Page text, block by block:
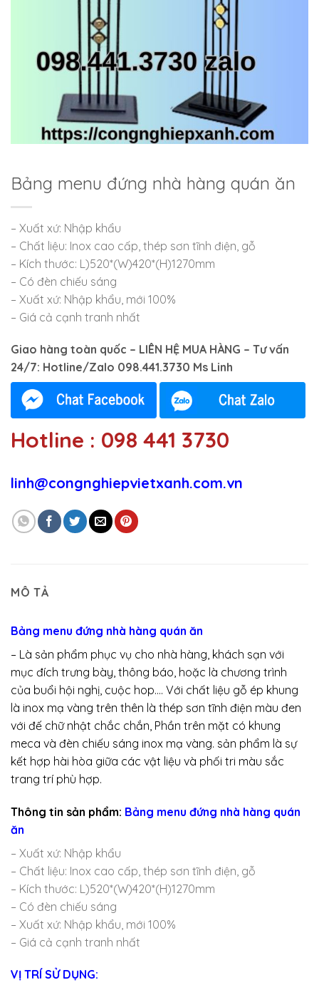
Bảng menu đứng nhà hàng quán ăn
– Xuất xứ: Nhập khẩu
– Chất liệu: Inox cao cấp, thép sơn tĩnh điện, gỗ
– Kích thước: L)520*(W)420*(H)1270mm
– Có đèn chiếu sáng
– Xuất xứ: Nhập khẩu, mới 100%
– Giá cả cạnh tranh nhất
Giao hàng toàn quốc – LIÊN HỆ MUA HÀNG – Tư vấn
24/7: Hotline/Zalo 098.441.3730 Ms Linh
Hotline : 098 441 3730
linh@congnghiepvietxanh.com.vn
MÔ TẢ
Bảng menu đứng nhà hàng quán ăn
– Là sản phẩm phục vụ cho nhà hàng, khách sạn với
mục đích trưng bày, thông báo, hoặc là chương trình
của buổi hội nghị, cuộc hop…. Với chất liệu gỗ ép khung
là inox mạ vàng trên thên là thép sơn tĩnh điện màu đen
với đế chữ nhật chắc chắn, Phần trên mặt có khung
meca và đèn chiếu sáng inox mạ vàng. sản phẩm là sự
kết hợp hài hòa giữa các vật liệu và phối tri màu sắc
trang trí phù hợp.
Thông tin sản phẩm: Bảng menu đứng nhà hàng quán
ăn
– Xuất xứ: Nhập khẩu
– Chất liệu: Inox cao cấp, thép sơn tĩnh điện, gỗ
– Kích thước: L)520*(W)420*(H)1270mm
– Có đèn chiếu sáng
– Xuất xứ: Nhập khẩu, mới 100%
– Giá cả cạnh tranh nhất
VỊ TRÍ SỬ DỤNG: